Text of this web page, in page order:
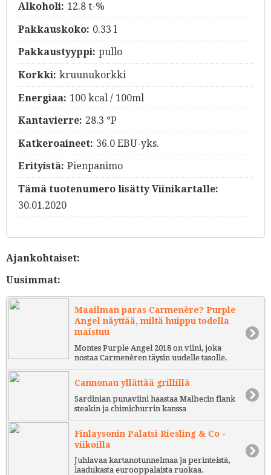
Alkoholi: 12.8 t-%
Pakkauskoko: 0.33 l
Pakkaustyyppi: pullo
Korkki: kruunukorkki
Energiaa: 100 kcal / 100ml
Kantavierre: 28.3 °P
Katkeroaineet: 36.0 EBU-yks.
Erityistä: Pienpanimo
Tämä tuotenumero lisätty Viinikartalle:
30.01.2020
Ajankohtaiset:
Uusimmat:
Maailman paras Carmenère? Purple
Angel näyttää, miltä huippu todella
maistuu
Montes Purple Angel 2018 on viini, joka
nostaa Carmenèren täysin uudelle tasolle.
Cannonau yllättää grillillä
Sardinian punaviini haastaa Malbecin flank
steakin ja chimichurrin kanssa
Finlaysonin Palatsi Riesling & Co -
viikoilla
Juhlavaa kartanotunnelmaa ja perinteistä,
laadukasta eurooppalaista ruokaa.